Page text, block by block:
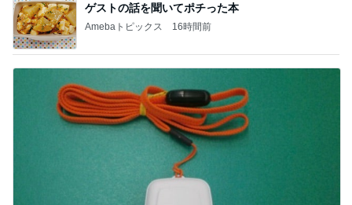
ゲストの話を聞いてポチった本
Amebaトピックス 16時間前